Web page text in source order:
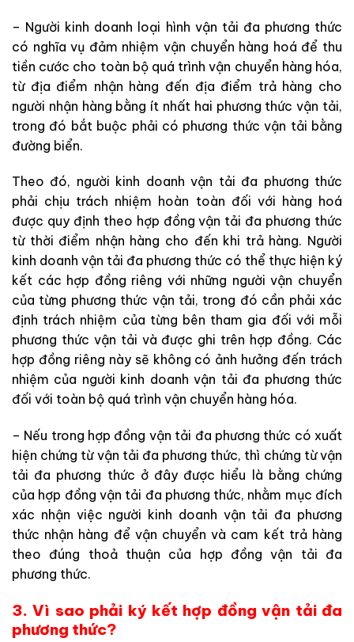
– Người kinh doanh loại hình vận tải đa phương thức
có nghĩa vụ đảm nhiệm vận chuyển hàng hoá để thu
tiền cước cho toàn bộ quá trình vận chuyển hàng hóa,
từ địa điểm nhận hàng đến địa điểm trả hàng cho
người nhận hàng bằng ít nhất hai phương thức vận tải,
trong đó bắt buộc phải có phương thức vận tải bằng
đường biển.
Theo đó, người kinh doanh vận tải đa phương thức
phải chịu trách nhiệm hoàn toàn đối với hàng hoá
được quy định theo hợp đồng vận tải đa phương thức
từ thời điểm nhận hàng cho đến khi trả hàng. Người
kinh doanh vận tải đa phương thức có thể thực hiện ký
kết các hợp đồng riêng với những người vận chuyển
của từng phương thức vận tải, trong đó cần phải xác
định trách nhiệm của từng bên tham gia đối với mỗi
phương thức vận tải và được ghi trên hợp đồng. Các
hợp đồng riêng này sẽ không có ảnh hưởng đến trách
nhiệm của người kinh doanh vận tải đa phương thức
đối với toàn bộ quá trình vận chuyển hàng hóa.
– Nếu trong hợp đồng vận tải đa phương thức có xuất
hiện chứng từ vận tải đa phương thức, thì chứng từ vận
tải đa phương thức ở đây được hiểu là bằng chứng
của hợp đồng vận tải đa phương thức, nhằm mục đích
xác nhận việc người kinh doanh vận tải đa phương
thức nhận hàng để vận chuyển và cam kết trả hàng
theo đúng thoả thuận của hợp đồng vận tải đa
phương thức.
3. Vì sao phải ký kết hợp đồng vận tải đa
phương thức?